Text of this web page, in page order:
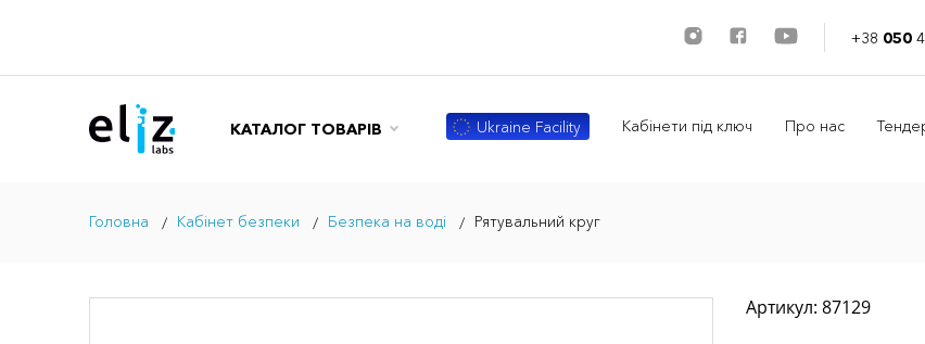
+38 050
КАТАЛОГ ТОВАРІВ Ukraine Facility Кабінети під ключ Про нас
Головна Кабінет безпеки Безпека на воді Рятувальний круг
Артикул: 87129